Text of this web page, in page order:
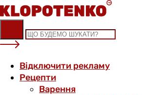
Skip
to
content
Відключити рекламу
Рецепти
Варення